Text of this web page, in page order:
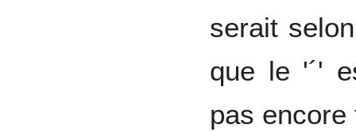
serait
que le '´'
pas